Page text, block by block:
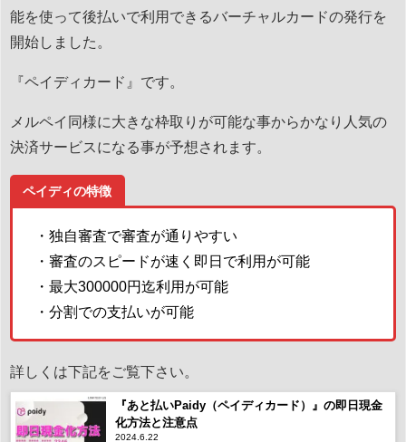
能を使って後払いで利用できるバーチャルカードの発行を
開始しました。
『ペイディカード』です。
メルペイ同様に大きな枠取りが可能な事からかなり人気の
決済サービスになる事が予想されます。
ペイディの特徴
・独自審査で審査が通りやすい
・審査のスピードが速く即日で利用が可能
・最大300000円迄利用が可能
・分割での支払いが可能
詳しくは下記をご覧下さい。
『あと払いPaidy（ペイディカード）』の即日現金
化方法と注意点
2024.6.22